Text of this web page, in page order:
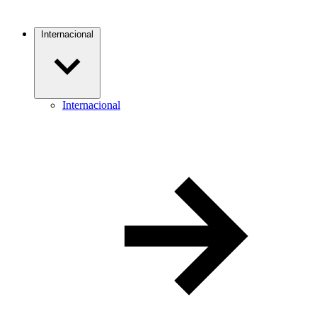
Internacional
Internacional